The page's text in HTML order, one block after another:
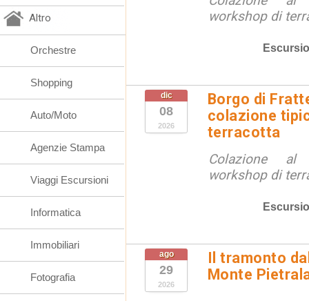
workshop di
dic
08
2026
Borgo di
colazione
terracotta
Colazione al
workshop di
ago
29
2026
Il tramonto
Monte
Altro
Orchestre
Shopping
Auto/Moto
Agenzie Stampa
Viaggi Escursioni
Informatica
Immobiliari
Fotografia